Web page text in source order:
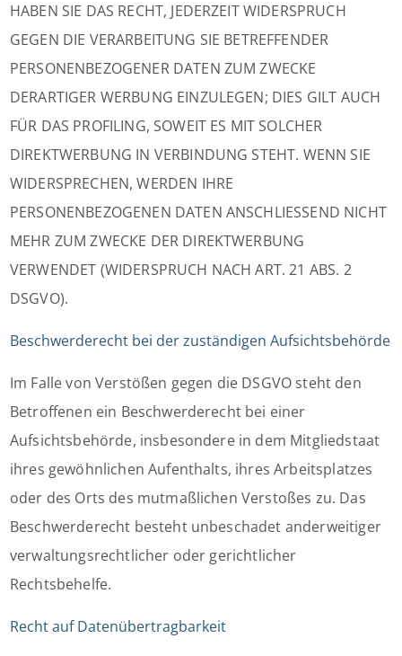
HABEN SIE DAS RECHT, JEDERZEIT WIDERSPRUCH
GEGEN DIE VERARBEITUNG SIE BETREFFENDER
PERSONENBEZOGENER DATEN ZUM ZWECKE
DERARTIGER WERBUNG EINZULEGEN; DIES GILT AUCH
FÜR DAS PROFILING, SOWEIT ES MIT SOLCHER
DIREKTWERBUNG IN VERBINDUNG STEHT. WENN SIE
WIDERSPRECHEN, WERDEN IHRE
PERSONENBEZOGENEN DATEN ANSCHLIESSEND NICHT
MEHR ZUM ZWECKE DER DIREKTWERBUNG
VERWENDET (WIDERSPRUCH NACH ART. 21 ABS. 2
DSGVO).
Beschwerderecht bei der zuständigen Aufsichtsbehörde
Im Falle von Verstößen gegen die DSGVO steht den
Betroffenen ein Beschwerderecht bei einer
Aufsichtsbehörde, insbesondere in dem Mitgliedstaat
ihres gewöhnlichen Aufenthalts, ihres Arbeitsplatzes
oder des Orts des mutmaßlichen Verstoßes zu. Das
Beschwerderecht besteht unbeschadet anderweitiger
verwaltungsrechtlicher oder gerichtlicher
Rechtsbehelfe.
Recht auf Datenübertragbarkeit